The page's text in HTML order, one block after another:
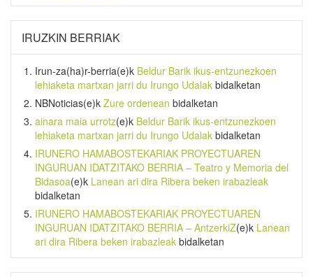
IRUZKIN BERRIAK
Irun-za(ha)r-berria(e)k Beldur Barik ikus-entzunezkoen
lehiaketa martxan jarri du Irungo Udalak bidalketan
NBNoticias(e)k Zure ordenean bidalketan
ainara maia urrotz(e)k Beldur Barik ikus-entzunezkoen
lehiaketa martxan jarri du Irungo Udalak bidalketan
IRUNERO HAMABOSTEKARIAK PROYECTUAREN
INGURUAN IDATZITAKO BERRIA – Teatro y Memoria del
Bidasoa(e)k Lanean ari dira Ribera beken irabazleak
bidalketan
IRUNERO HAMABOSTEKARIAK PROYECTUAREN
INGURUAN IDATZITAKO BERRIA – AntzerkiZ(e)k Lanean
ari dira Ribera beken irabazleak bidalketan